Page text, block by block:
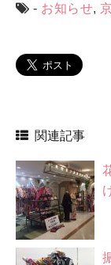
- お知らせ,
関連記事